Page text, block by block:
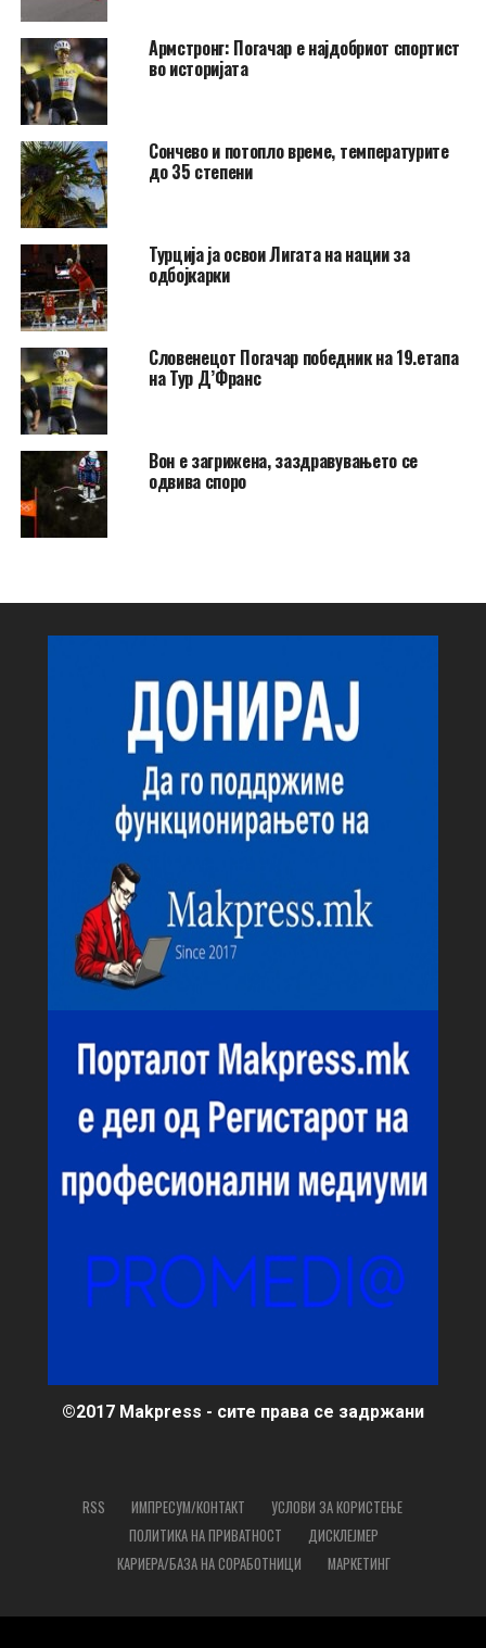
Армстронг: Погачар е најдобриот спортист
во историјата
Сончево и потопло време, температурите
до 35 степени
Турција ја освои Лигата на нации за
одбојкарки
Словенецот Погачар победник на 19.етапа
на Тур Д’Франс
Вон е загрижена, заздравувањето се
одвива споро
©2017 Makpress - сите права се задржани
RSS ИМПРЕСУМ/КОНТАКТ
УСЛОВИ ЗА КОРИСТЕЊЕ
ПОЛИТИКА НА ПРИВАТНОСТ
ДИСКЛЕЈМЕР
КАРИЕРА/БАЗА НА СОРАБОТНИЦИ
МАРКЕТИНГ